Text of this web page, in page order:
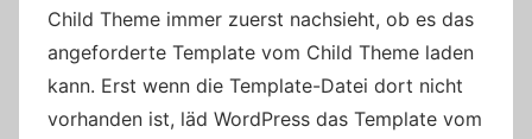
Child Theme immer zuerst nachsieht, ob es das
angeforderte Template vom Child Theme laden
kann. Erst wenn die Template-Datei dort nicht
vorhanden ist, läd WordPress das Template vom